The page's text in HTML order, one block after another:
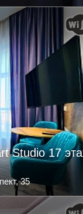
Studio 17
35